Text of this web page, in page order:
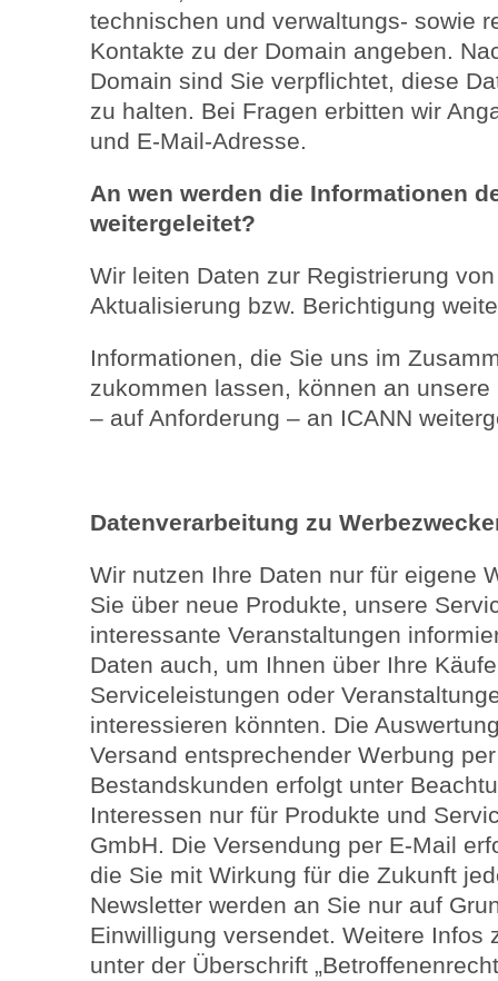
technischen und verwaltungs- sowie
Kontakte zu der Domain angeben.
Domain sind Sie verpflichtet, diese
zu halten. Bei Fragen erbitten wir
und E-Mail-Adresse.
An wen werden die Informationen
weitergeleitet?
Wir leiten Daten zur Registrierung
Aktualisierung bzw. Berichtigung
Informationen, die Sie uns im
zukommen lassen, können an
– auf Anforderung – an ICANN
Datenverarbeitung zu
Wir nutzen Ihre Daten nur für eigene
Sie über neue Produkte, unsere
interessante Veranstaltungen
Daten auch, um Ihnen über Ihre
Serviceleistungen oder
interessieren könnten. Die
Versand entsprechender Werbung
Bestandskunden erfolgt unter
Interessen nur für Produkte und
GmbH. Die Versendung per E-Mail
die Sie mit Wirkung für die Zukunft
Newsletter werden an Sie nur auf
Einwilligung versendet. Weitere Infos
unter der Überschrift